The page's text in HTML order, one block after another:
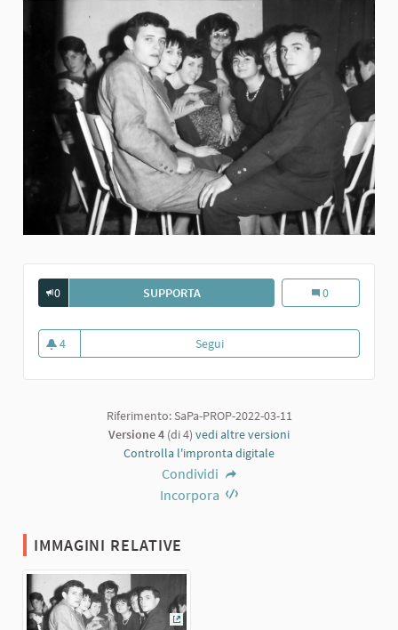
0 SUPPORTABULLI E PUPE DI SARMATO. ANNI '60
Bulli e pupe di
0
4
4 sostenitori
Segui
Riferimento: SaPa-PROP-2022-03-11
Versione 4 (di 4) vedi altre versioni
Controlla l'impronta digitale
Condividi
Incorpora
IMMAGINI RELATIVE